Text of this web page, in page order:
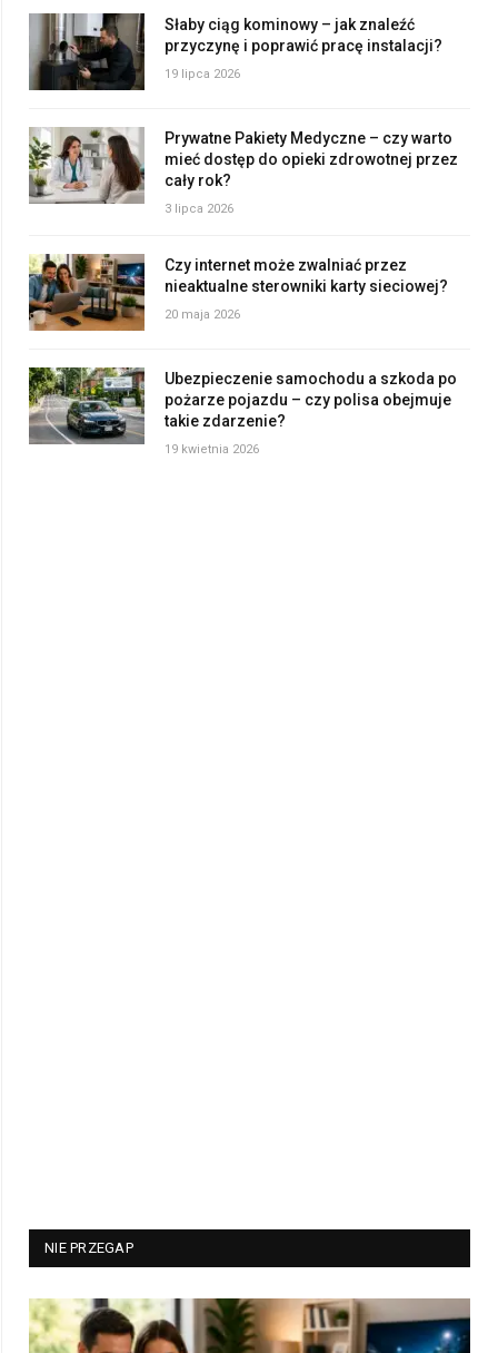
Słaby ciąg kominowy – jak znaleźć
przyczynę i poprawić pracę instalacji?
19 lipca 2026
Prywatne Pakiety Medyczne – czy warto
mieć dostęp do opieki zdrowotnej przez
cały rok?
3 lipca 2026
Czy internet może zwalniać przez
nieaktualne sterowniki karty sieciowej?
20 maja 2026
Ubezpieczenie samochodu a szkoda po
pożarze pojazdu – czy polisa obejmuje
takie zdarzenie?
19 kwietnia 2026
NIE PRZEGAP